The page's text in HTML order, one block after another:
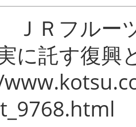
Ｒフルー
に託す復興